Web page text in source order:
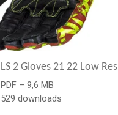
LS 2 Gloves 21 22 Low Res
PDF – 9,6 MB
529 downloads